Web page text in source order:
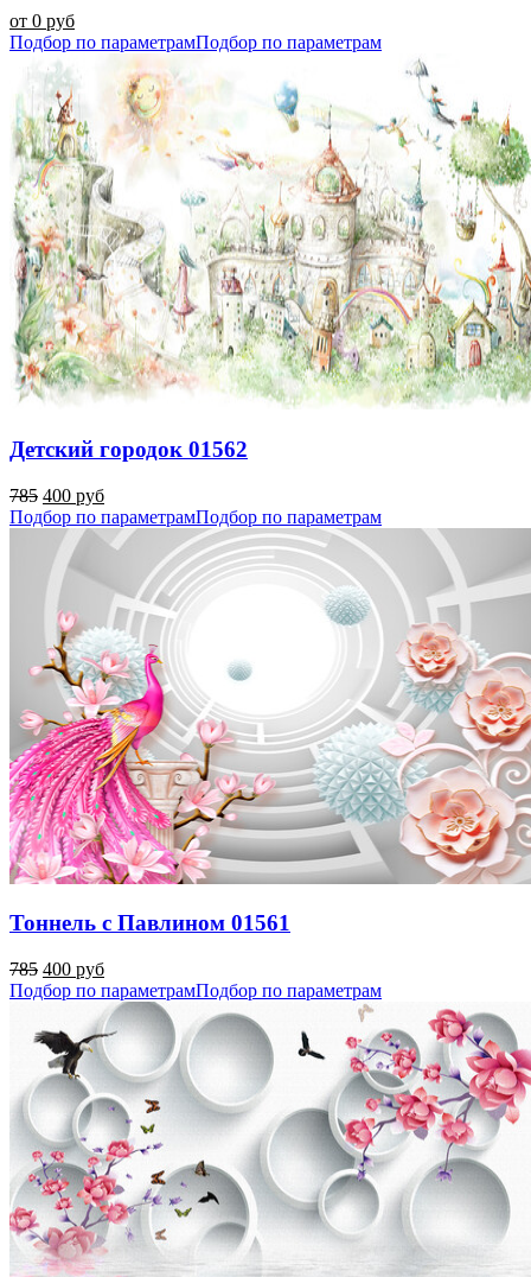
от 0 руб
Подбор по параметрамПодбор по параметрам
Детский городок 01562
785 400 руб
Подбор по параметрамПодбор по параметрам
Тоннель с Павлином 01561
785 400 руб
Подбор по параметрамПодбор по параметрам